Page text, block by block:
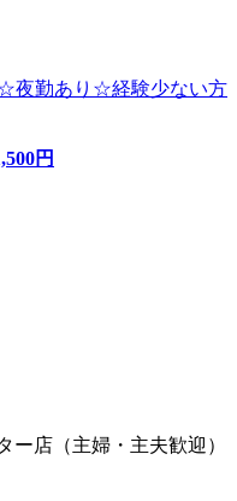
夜勤あり☆経験少ない方
円
ー店（主婦・主夫歓迎）